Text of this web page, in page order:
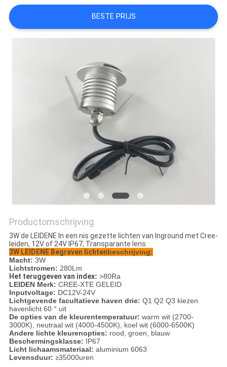
PRIVACY
POLICY
BESTE PRIJS
Productomschrijving
3W de LEIDENE In een nis gezette lichten van Inground met Cree-
leiden, 12V of 24V IP67, Transparante lens
3W LEIDENE Begraven lichtenbeschrijving:
Macht: 3W
Lichtstromen: 280Lm
Het teruggeven van index: >80Ra
LEIDEN Merk: CREE-XTE GELEID
Inputvoltage: DC12V-24V
Lichtgevende facultatieve haven drie: Q1 Q2 Q3 kiezen
havenlicht 60 ° uit
De opties van de kleurentemperatuur: warm wit (2700-
3000K), neutraal wit (4000-4500K), koel wit (6000-6500K)
Andere lichte kleurenopties: rood, groen, blauw
Beschermingsklasse: IP67
Licht lichaamsmateriaal: aluminium 6063
Levensduur: ≥35000uren